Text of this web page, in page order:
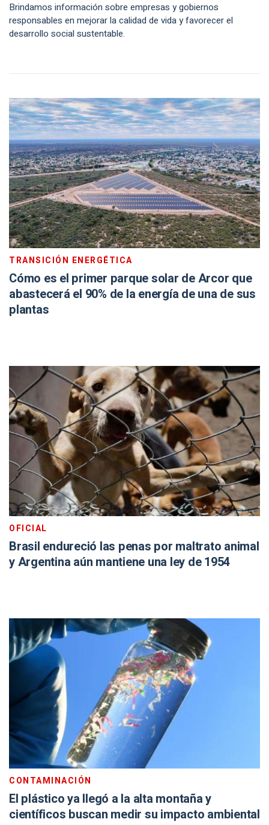
Brindamos información sobre empresas y gobiernos
responsables en mejorar la calidad de vida y favorecer el
desarrollo social sustentable.
TRANSICIÓN ENERGÉTICA
Cómo es el primer parque solar de Arcor que
abastecerá el 90% de la energía de una de sus
plantas
OFICIAL
Brasil endureció las penas por maltrato animal
y Argentina aún mantiene una ley de 1954
CONTAMINACIÓN
El plástico ya llegó a la alta montaña y
científicos buscan medir su impacto ambiental